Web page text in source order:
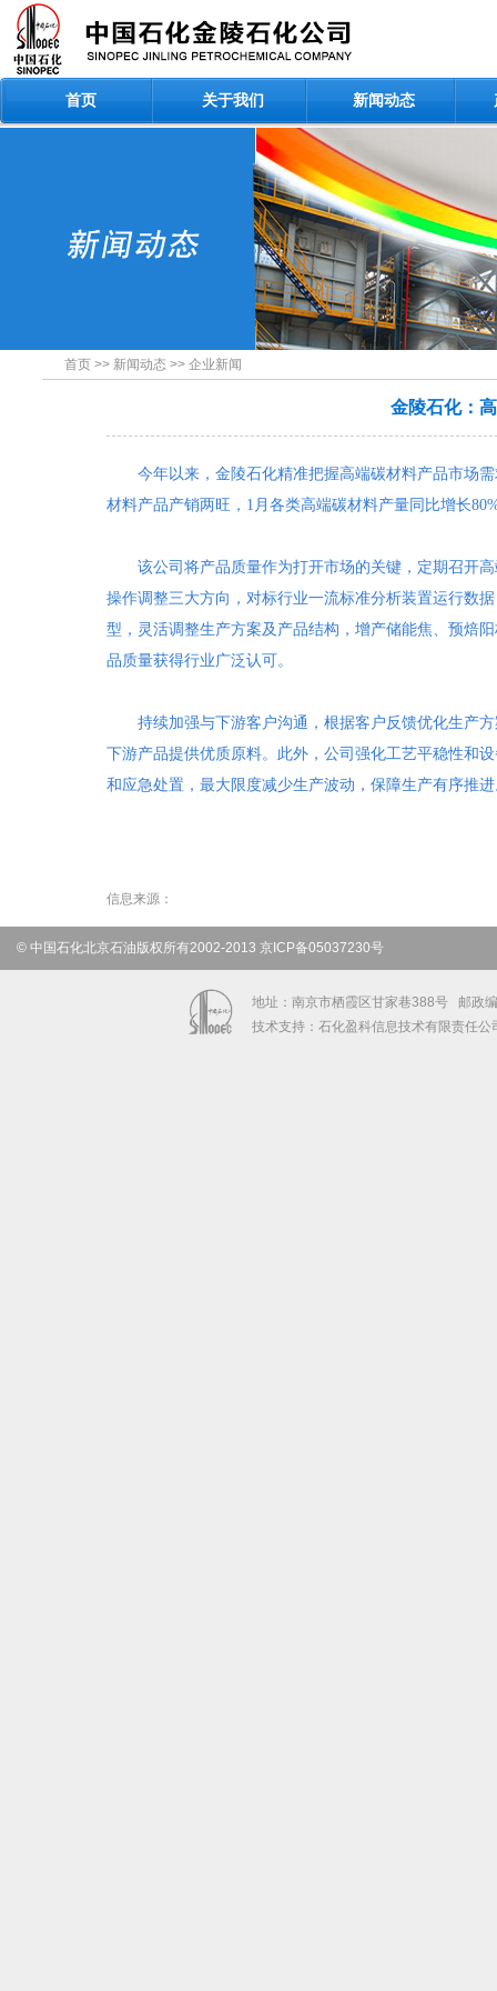
首页 关于我们 新闻动态
首页 >> 新闻动态 >> 企业新闻
金陵石化：
今年以来，金陵石化精准把握高端碳材料产品市场
材料产品产销两旺，1月各类高端碳材料产量同比增长
该公司将产品质量作为打开市场的关键，定期召开
操作调整三大方向，对标行业一流标准分析装置运行数
型，灵活调整生产方案及产品结构，增产储能焦、预焙
品质量获得行业广泛认可。
持续加强与下游客户沟通，根据客户反馈优化生产
下游产品提供优质原料。此外，公司强化工艺平稳性和
和应急处置，最大限度减少生产波动，保障生产有序推
信息来源：
© 中国石化北京石油版权所有2002-2013 京ICP备05037230号
地址：南京市栖霞区甘家巷388号 邮政
技术支持：石化盈科信息技术有限责任公